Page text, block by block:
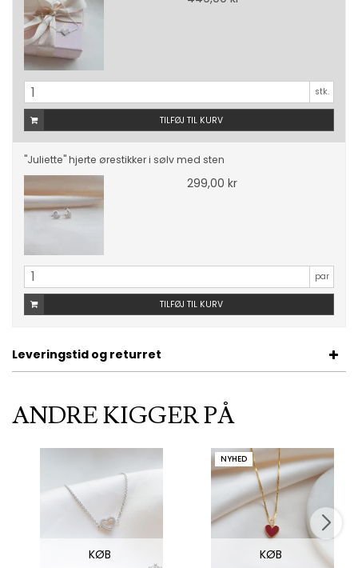
stk.
TILFØJ TIL KURV
"Juliette" hjerte ørestikker i sølv med sten
299,00 kr
par
TILFØJ TIL KURV
Leveringstid og returret
ANDRE KIGGER PÅ
KØB
NYHED
KØB